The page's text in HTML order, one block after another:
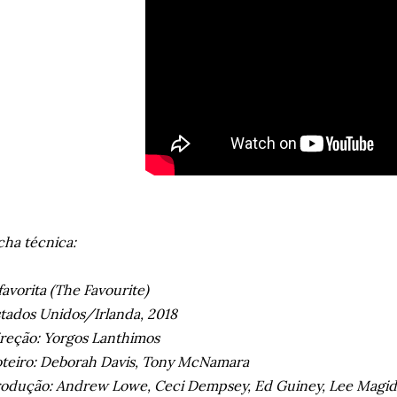
técnica:
(The Favourite)
Unidos/Irlanda, 2018
Yorgos Lanthimos
Deborah Davis, Tony McNamara
Andrew Lowe, Ceci Dempsey, Ed Guiney, Lee